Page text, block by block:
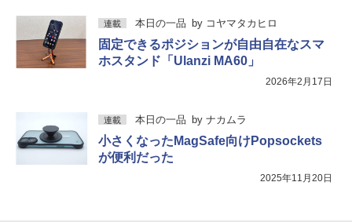
連載 本日の一品 by コヤマタカヒロ
固定できるポジションが自由自在なスマ
ホスタンド「Ulanzi MA60」
2026年2月17日
連載 本日の一品 by ナカムラ
小さくなったMagSafe向けPopsockets
が便利だった
2025年11月20日